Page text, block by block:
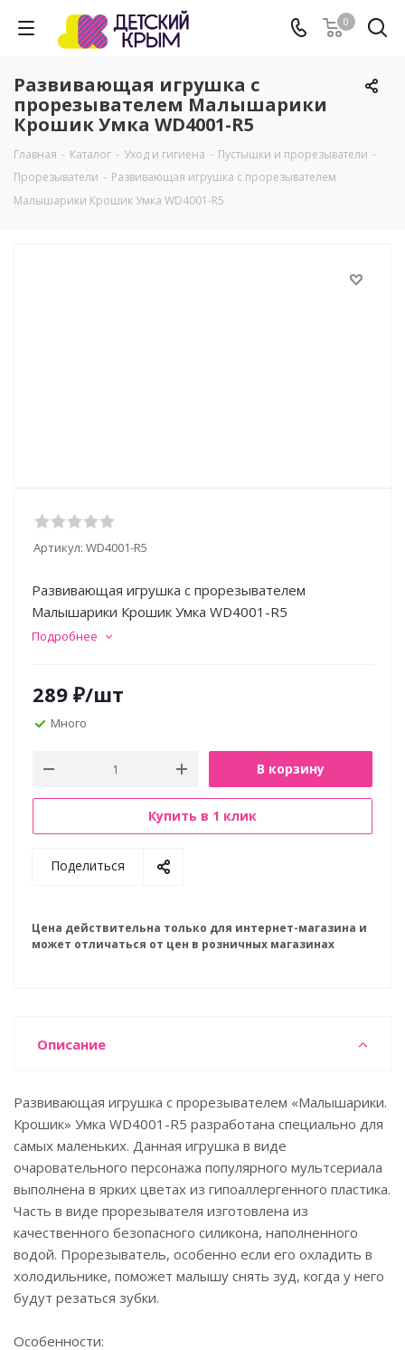
0
Развивающая игрушка с
прорезывателем Малышарики
Крошик Умка WD4001-R5
Главная - Каталог - Уход и гигиена - Пустышки и прорезыватели -
Прорезыватели - Развивающая игрушка с прорезывателем
Малышарики Крошик Умка WD4001-R5
Артикул: WD4001-R5
Развивающая игрушка с прорезывателем
Малышарики Крошик Умка WD4001-R5
Подробнее
289 ₽/шт
Много
В корзину
Купить в 1 клик
Поделиться
Цена действительна только для интернет-магазина и
может отличаться от цен в розничных магазинах
Описание
Развивающая игрушка с прорезывателем «Малышарики.
Крошик» Умка WD4001-R5 разработана специально для
самых маленьких. Данная игрушка в виде
очаровательного персонажа популярного мультсериала
выполнена в ярких цветах из гипоаллергенного пластика.
Часть в виде прорезывателя изготовлена из
качественного безопасного силикона, наполненного
водой. Прорезыватель, особенно если его охладить в
холодильнике, поможет малышу снять зуд, когда у него
будут резаться зубки.
Особенности: